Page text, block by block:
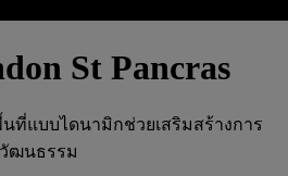
St Pancras
ที่แบบไดนามิกช่วยเสริมสร้างการ
ฒนธรรม